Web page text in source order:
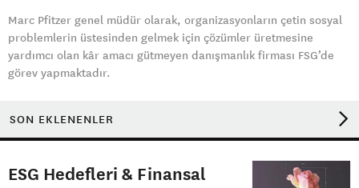
Marc Pfitzer genel müdür olarak, organizasyonların çetin sosyal
problemlerin üstesinden gelmek için çözümler üretmesine
yardımcı olan kâr amacı gütmeyen danışmanlık firması FSG’de
görev yapmaktadır.
SON EKLENENLER
ESG Hedefleri & Finansal